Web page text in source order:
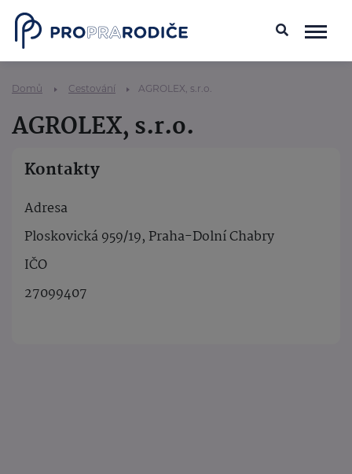
Domů Cestování AGROLEX, s.r.o.
AGROLEX, s.r.o.
Kontakty
Adresa
Ploskovická 959/19, Praha-Dolní Chabry
IČO
27099407